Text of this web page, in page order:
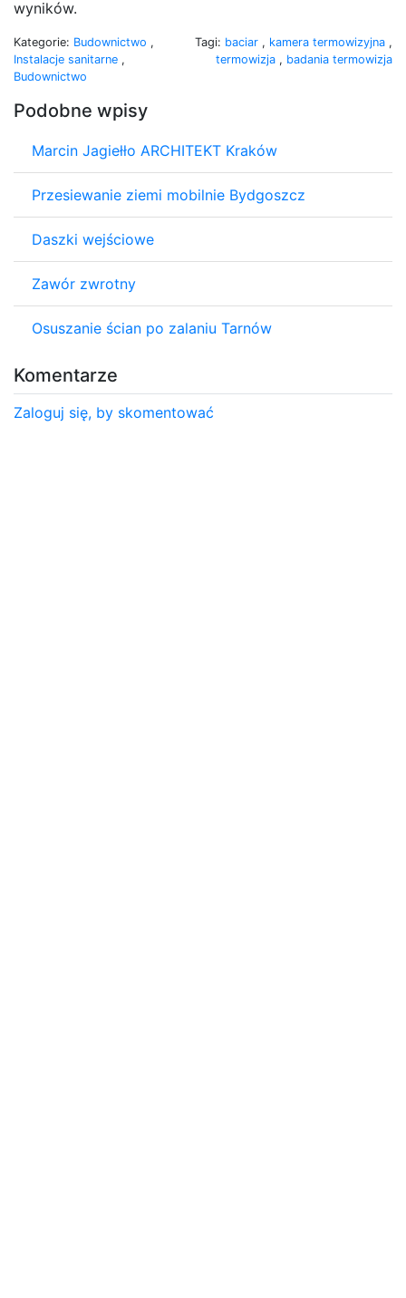
wyników.
Kategorie: Budownictwo ,
Instalacje sanitarne ,
Budownictwo
Tagi: baciar , kamera termowizyjna ,
termowizja , badania termowizja
Podobne wpisy
Marcin Jagiełło ARCHITEKT Kraków
Przesiewanie ziemi mobilnie Bydgoszcz
Daszki wejściowe
Zawór zwrotny
Osuszanie ścian po zalaniu Tarnów
Komentarze
Zaloguj się, by skomentować